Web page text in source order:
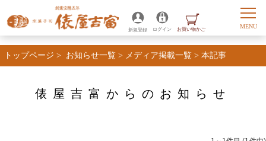
トップページ > お知らせ一覧 > メディア掲載一覧 > 本記事
俵屋吉富からのお知らせ